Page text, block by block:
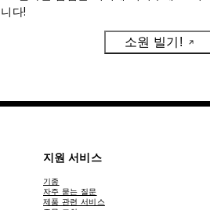
다!
소원 빌기!
지원 서비스
기종
자주 묻는 질문
제품 관련 서비스